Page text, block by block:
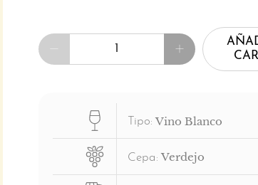
Cantidad
Tipo: Vino Blanco
Cepa: Verdejo